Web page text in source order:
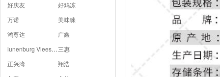
好庆友
好鸡冻
万诺
美味睐
鸿尊达
广鑫
lunenburg Vlees B.V三惠
正兴湾
翔浩